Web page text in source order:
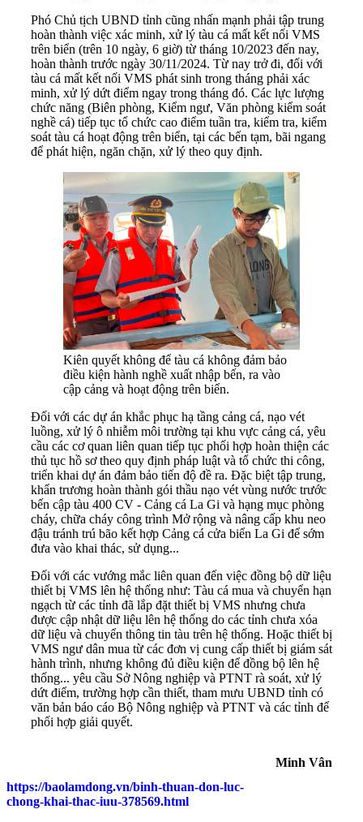
Phó Chủ tịch UBND tỉnh cũng nhấn mạnh phải tập trung
hoàn thành việc xác minh, xử lý tàu cá mất kết nối VMS
trên biển (trên 10 ngày, 6 giờ) từ tháng 10/2023 đến nay,
hoàn thành trước ngày 30/11/2024. Từ nay trở đi, đối với
tàu cá mất kết nối VMS phát sinh trong tháng phải xác
minh, xử lý dứt điểm ngay trong tháng đó. Các lực lượng
chức năng (Biên phòng, Kiểm ngư, Văn phòng kiểm soát
nghề cá) tiếp tục tổ chức cao điểm tuần tra, kiểm tra, kiểm
soát tàu cá hoạt động trên biển, tại các bến tạm, bãi ngang
để phát hiện, ngăn chặn, xử lý theo quy định.
Kiên quyết không để tàu cá không đảm bảo
điều kiện hành nghề xuất nhập bến, ra vào
cập cảng và hoạt động trên biển.
Đối với các dự án khắc phục hạ tầng cảng cá, nạo vét
luồng, xử lý ô nhiễm môi trường tại khu vực cảng cá, yêu
cầu các cơ quan liên quan tiếp tục phối hợp hoàn thiện các
thủ tục hồ sơ theo quy định pháp luật và tổ chức thi công,
triển khai dự án đảm bảo tiến độ đề ra. Đặc biệt tập trung,
khẩn trương hoàn thành gói thầu nạo vét vùng nước trước
bến cập tàu 400 CV - Cảng cá La Gi và hạng mục phòng
cháy, chữa cháy công trình Mở rộng và nâng cấp khu neo
đậu tránh trú bão kết hợp Cảng cá cửa biển La Gi để sớm
đưa vào khai thác, sử dụng...
Đối với các vướng mắc liên quan đến việc đồng bộ dữ liệu
thiết bị VMS lên hệ thống như: Tàu cá mua và chuyển hạn
ngạch từ các tỉnh đã lắp đặt thiết bị VMS nhưng chưa
được cập nhật dữ liệu lên hệ thống do các tỉnh chưa xóa
dữ liệu và chuyển thông tin tàu trên hệ thống. Hoặc thiết bị
VMS ngư dân mua từ các đơn vị cung cấp thiết bị giám sát
hành trình, nhưng không đủ điều kiện để đồng bộ lên hệ
thống... yêu cầu Sở Nông nghiệp và PTNT rà soát, xử lý
dứt điểm, trường hợp cần thiết, tham mưu UBND tỉnh có
văn bản báo cáo Bộ Nông nghiệp và PTNT và các tỉnh để
phối hợp giải quyết.
Minh Vân
https://baolamdong.vn/binh-thuan-don-luc-
chong-khai-thac-iuu-378569.html